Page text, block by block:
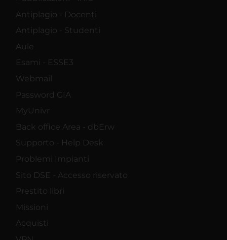
Antiplagio - Docenti
Antiplagio - Studenti
Aule
Esami - ESSE3
Webmail
Password GIA
MyUnivr
Back office Area - dbErw
Supporto - Help Desk
Problemi Impianti
Sito DSE - Accesso riservato
Prestito libri
Missioni
Acquisti